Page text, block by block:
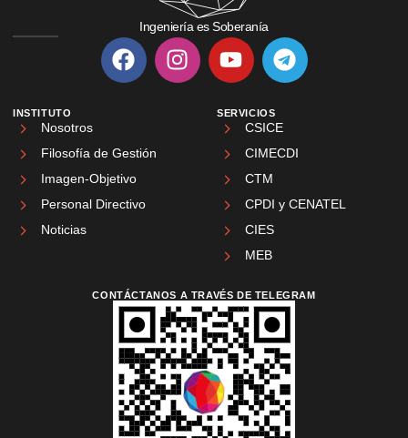
Ingeniería es Soberanía
INSTITUTO
Nosotros
Filosofía de Gestión
Imagen-Objetivo
Personal Directivo
Noticias
SERVICIOS
CSICE
CIMECDI
CTM
CPDI y CENATEL
CIES
MEB
CONTÁCTANOS A TRAVÉS DE TELEGRAM